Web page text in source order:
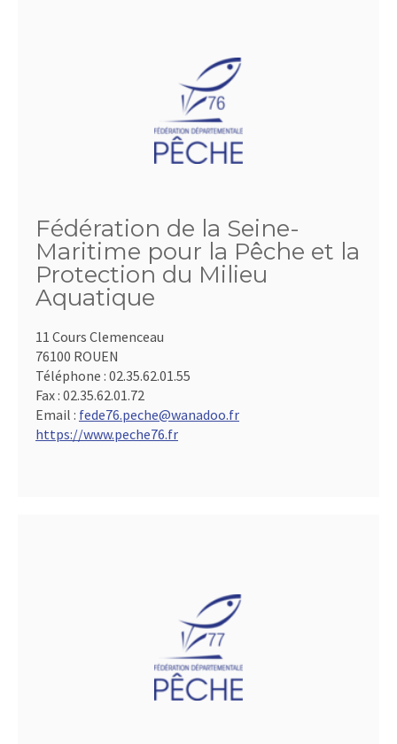
Fédération de la Seine-
Maritime pour la Pêche et la
Protection du Milieu
Aquatique
11 Cours Clemenceau
76100 ROUEN
Téléphone : 02.35.62.01.55
Fax : 02.35.62.01.72
Email : fede76.peche@wanadoo.fr
https://www.peche76.fr